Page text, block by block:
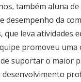
também aluna de
da
leva atividades
promoveu
suportar o maior